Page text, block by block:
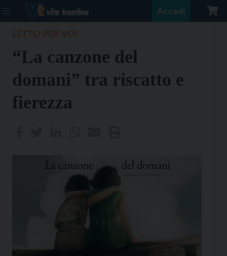
Accedi
“La canzone del
domani” tra riscatto e
fierezza